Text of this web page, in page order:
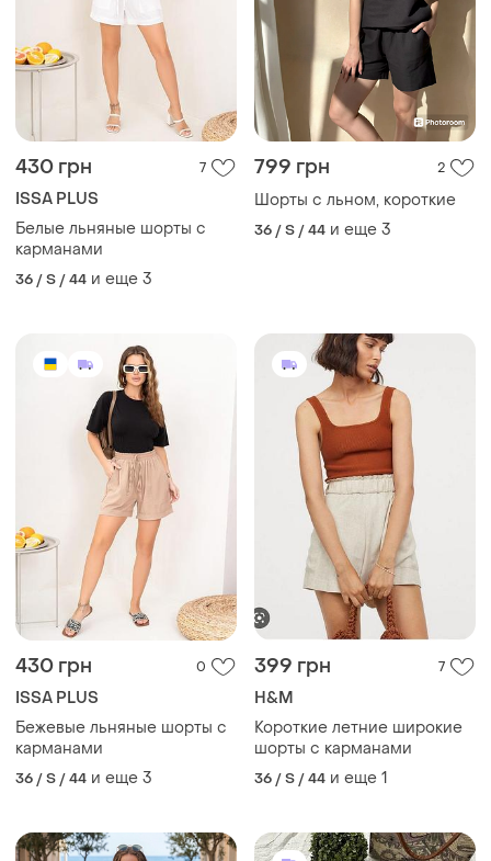
430 грн 7
ISSA PLUS
Белые льняные шорты с
карманами
36 / S / 44 и еще 3
799 грн 2
Шорты с льном, короткие
36 / S / 44 и еще 3
430 грн 0
ISSA PLUS
Бежевые льняные шорты с
карманами
36 / S / 44 и еще 3
399 грн 7
H&M
Короткие летние широкие
шорты с карманами
36 / S / 44 и еще 1